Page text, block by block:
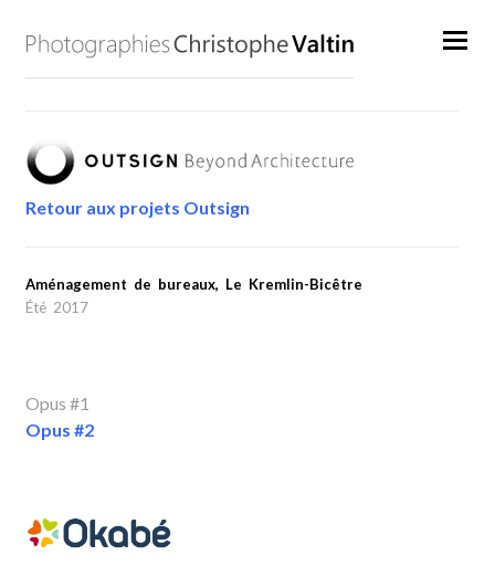
Retour aux projets Outsign
Aménagement de bureaux, Le Kremlin-Bicêtre
Été 2017
Opus #1
Opus #2